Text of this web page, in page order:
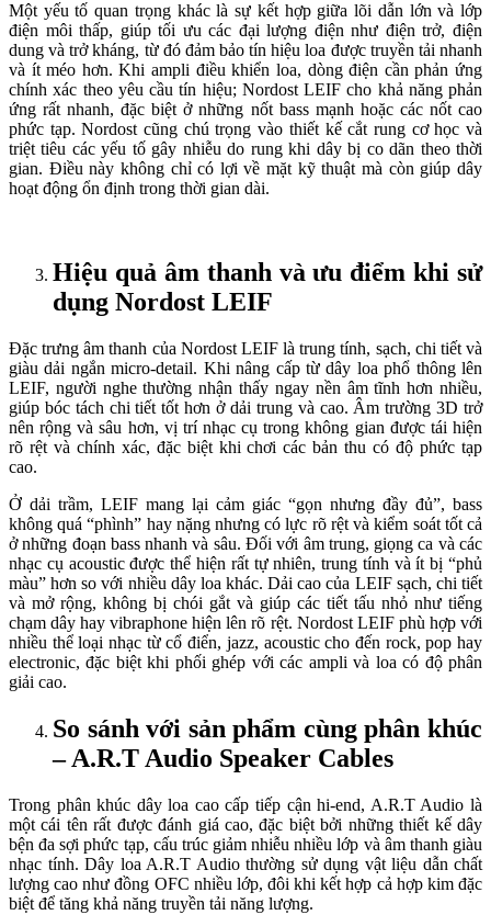
Một yếu tố quan trọng khác là sự kết hợp giữa lõi dẫn lớn và lớp
điện môi thấp, giúp tối ưu các đại lượng điện như điện trở, điện
dung và trở kháng, từ đó đảm bảo tín hiệu loa được truyền tải nhanh
và ít méo hơn. Khi ampli điều khiển loa, dòng điện cần phản ứng
chính xác theo yêu cầu tín hiệu; Nordost LEIF cho khả năng phản
ứng rất nhanh, đặc biệt ở những nốt bass mạnh hoặc các nốt cao
phức tạp. Nordost cũng chú trọng vào thiết kế cắt rung cơ học và
triệt tiêu các yếu tố gây nhiễu do rung khi dây bị co dãn theo thời
gian. Điều này không chỉ có lợi về mặt kỹ thuật mà còn giúp dây
hoạt động ổn định trong thời gian dài.
Hiệu quả âm thanh và ưu điểm khi sử
dụng Nordost LEIF
Đặc trưng âm thanh của Nordost LEIF là trung tính, sạch, chi tiết và
giàu dải ngắn micro-detail. Khi nâng cấp từ dây loa phổ thông lên
LEIF, người nghe thường nhận thấy ngay nền âm tĩnh hơn nhiều,
giúp bóc tách chi tiết tốt hơn ở dải trung và cao. Âm trường 3D trở
nên rộng và sâu hơn, vị trí nhạc cụ trong không gian được tái hiện
rõ rệt và chính xác, đặc biệt khi chơi các bản thu có độ phức tạp
cao.
Ở dải trầm, LEIF mang lại cảm giác “gọn nhưng đầy đủ”, bass
không quá “phình” hay nặng nhưng có lực rõ rệt và kiểm soát tốt cả
ở những đoạn bass nhanh và sâu. Đối với âm trung, giọng ca và các
nhạc cụ acoustic được thể hiện rất tự nhiên, trung tính và ít bị “phủ
màu” hơn so với nhiều dây loa khác. Dải cao của LEIF sạch, chi tiết
và mở rộng, không bị chói gắt và giúp các tiết tấu nhỏ như tiếng
chạm dây hay vibraphone hiện lên rõ rệt. Nordost LEIF phù hợp với
nhiều thể loại nhạc từ cổ điển, jazz, acoustic cho đến rock, pop hay
electronic, đặc biệt khi phối ghép với các ampli và loa có độ phân
giải cao.
So sánh với sản phẩm cùng phân khúc
– A.R.T Audio Speaker Cables
Trong phân khúc dây loa cao cấp tiếp cận hi-end, A.R.T Audio là
một cái tên rất được đánh giá cao, đặc biệt bởi những thiết kế dây
bện đa sợi phức tạp, cấu trúc giảm nhiễu nhiều lớp và âm thanh giàu
nhạc tính. Dây loa A.R.T Audio thường sử dụng vật liệu dẫn chất
lượng cao như đồng OFC nhiều lớp, đôi khi kết hợp cả hợp kim đặc
biệt để tăng khả năng truyền tải năng lượng.